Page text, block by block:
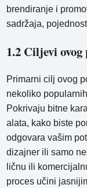
brendiranje i
sadržaja,
1.2 Ciljevi
Primarni cilj ovog
nekoliko
Pokrivaju bitne
alata, kako biste
odgovara vašim
dizajner ili samo
ličnu ili
proces učini